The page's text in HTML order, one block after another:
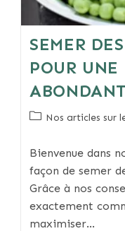
SEMER
POUR UNE
PostNos articles sur
Bienvenue dans
façon de semer
Grâce à nos
exactement
maximiser…